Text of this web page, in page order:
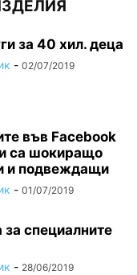
за 40 хил. деца
- 02/07/2019
във Facebook
са шокиращо
и подвеждащи
- 01/07/2019
специалните
- 28/06/2019